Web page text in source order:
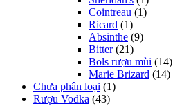
Cointreau (1)
Ricard (1)
Absinthe (9)
Bitter (21)
Bols rượu mùi (14)
Marie Brizard (14)
Chưa phân loại (1)
Rượu Vodka (43)